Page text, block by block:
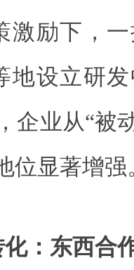
激励下，
地设立研
企业从“被
位显著增强
：东西合